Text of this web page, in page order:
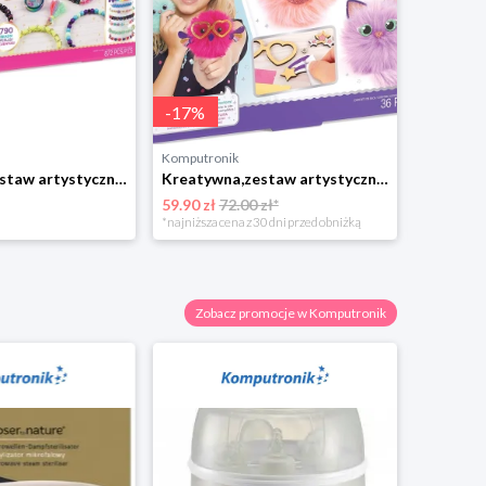
Kreatywna,zestaw artystyczny,zestaw do odgrywania ról Make it Real Mega Jewelry Studio zestaw do tworzenia bransoletek Make It Real
-17%
Komputronik
Kreatywna,zestaw artystyczny,zestaw do odgrywania ról Make it Real Puszysty Przyjaciel Zestaw Do Tworzenia Breloczków Make It Real
59.90 zł72.00 zł*
*najniższa cena z 30 dni przed obniżką
Zobacz promocje w Komputronik